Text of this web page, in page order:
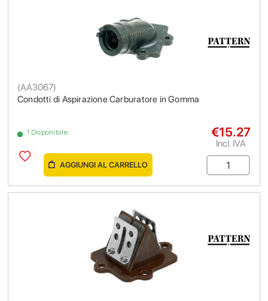
Condotti di Aspirazione Carburatore in Gomma
(AA3067)
1 Disponibile €15.27
Incl. IVA
AGGIUNGI AL CARRELLO